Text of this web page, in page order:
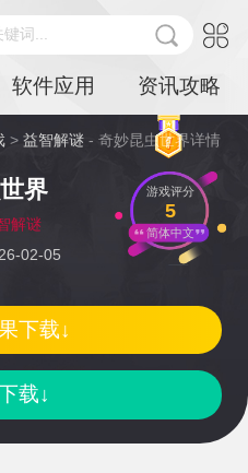
键词...
软件应用 资讯攻略
>益智解谜 - 奇妙昆虫世界详情
界
解谜
02-05
游戏评分
5
简体中文
载↓
下载↓